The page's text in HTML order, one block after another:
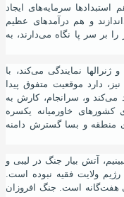
استبدادها سرمایه‌های ایجاد
و هم درآمدهای عظیم
بر سر پا نگاه می‌دارند، به
ﮊنرالها نمایندگی می‌کند، با
دارد موقعیت متفوق پیدا
می‌کند و، سرانجام، کارش به
کشورهای خاورمیانه یکسره
منطقه و بسا گسترش دامنه
آتش بیار جنگ در لیبی و
ولایت فقیه نبوده‌ است.
هفت‌گانه است. جنگ افروزان